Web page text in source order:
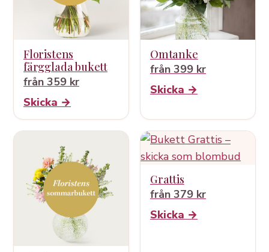
Floristens
färgglada bukett
från 359 kr
Skicka →
Omtanke
från 399 kr
Skicka →
Grattis
från 379 kr
Skicka →